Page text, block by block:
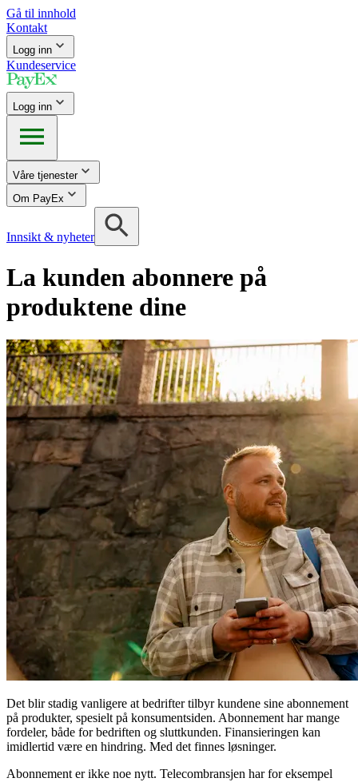
Gå til innhold
Kontakt
Logg inn
Kundeservice
Logg inn
Våre tjenester
Om PayEx
Innsikt & nyheter
La kunden abonnere på
produktene dine
Det blir stadig vanligere at bedrifter tilbyr kundene sine abonnement
på produkter, spesielt på konsumentsiden. Abonnement har mange
fordeler, både for bedriften og sluttkunden. Finansieringen kan
imidlertid være en hindring. Med det finnes løsninger.
Abonnement er ikke noe nytt. Telecombransjen har for eksempel